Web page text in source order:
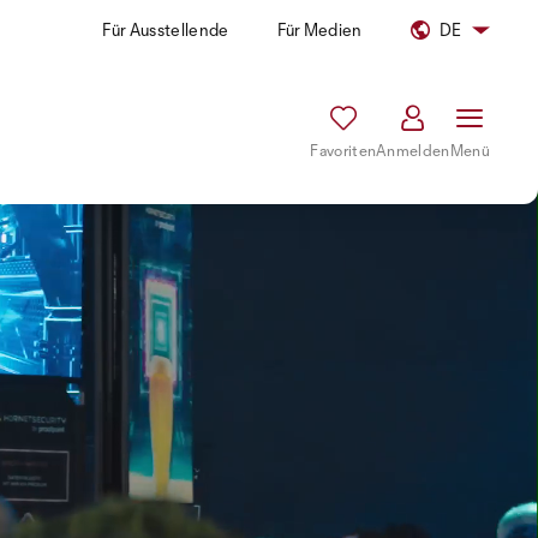
Für Ausstellende Für Medien DE
FavoritenAnmeldenMenü